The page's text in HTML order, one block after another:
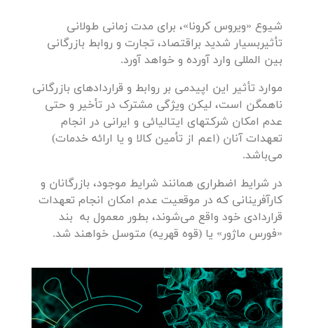
شیوع «ویروس کرونا»، برای مدت زمانی طولانی
تأثیربسیار شدید براقتصاد، تجارت و روابط بازرگانی
بین المللی وارد آورده و خواهد آورد.
موارد تأثیر این اپیدمی بر روابط و قراردادهای بازرگانی
ناهمگن است، لیکن ویژگی مشترک در تأخیر و حتی
عدم امکان شرکتهای ایتالیائی و ایرانی در انجام
تعهدات آنان (اعم از تأمین کالا و یا ارائه خدمات)
می‌باشد.
در شرایط اضطراری همانند شرایط موجود، بازرگانان و
کارآفرینانی که در موقعیت عدم امکان انجام تعهدات
قراردادی خود واقع می‌شوند، بطور معمول به بند
«فورس ماژور» یا (قوه قهریه) متوسل خواهند شد.